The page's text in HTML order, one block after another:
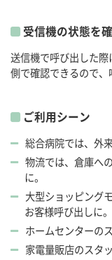
受信機の状態を
送信機で呼び出した
側で確認できるので、
ご利用シーン
総合病院では、外
物流では、倉庫へ
に。
大型ショッピング
お客様呼び出しに。
ホームセンターの
家電量販店のスタ